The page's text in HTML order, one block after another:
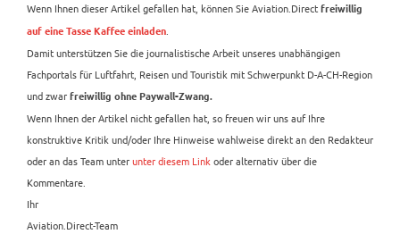
Wenn Ihnen dieser Artikel gefallen hat, können Sie Aviation.Direct freiwillig
auf eine Tasse Kaffee einladen.
Damit unterstützen Sie die journalistische Arbeit unseres unabhängigen
Fachportals für Luftfahrt, Reisen und Touristik mit Schwerpunkt D-A-CH-Region
und zwar freiwillig ohne Paywall-Zwang.
Wenn Ihnen der Artikel nicht gefallen hat, so freuen wir uns auf Ihre
konstruktive Kritik und/oder Ihre Hinweise wahlweise direkt an den Redakteur
oder an das Team unterunter diesem Linkoder alternativ über die
Kommentare.
Ihr
Aviation.Direct-Team